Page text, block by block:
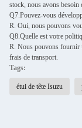
stock, nous avons
Q7.Pouvez-vous
R. Oui, nous pouvons
Q8.Quelle est votre
R. Nous pouvons fournir
frais de transport.
Tags:
étui de tête Isuzu